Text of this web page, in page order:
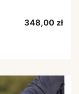
Cena
348,00 zł